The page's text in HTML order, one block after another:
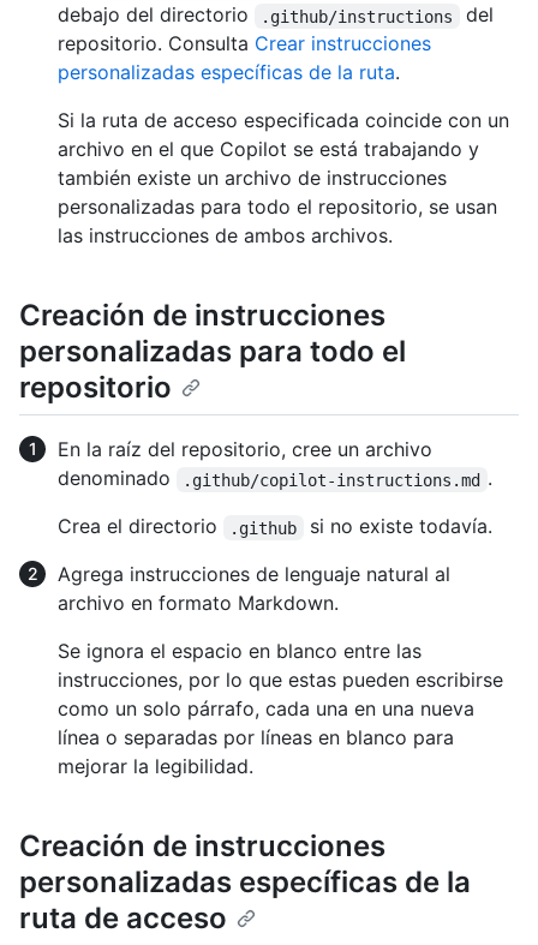
debajo del directorio
.github/instructions
del
repositorio. Consulta Crear instrucciones
personalizadas específicas de la ruta.
Si la ruta de acceso especificada coincide con un
archivo en el que Copilot se está trabajando y
también existe un archivo de instrucciones
personalizadas para todo el repositorio, se usan
las instrucciones de ambos archivos.
Creación de instrucciones
personalizadas para todo el
repositorio
En la raíz del repositorio, cree un archivo
denominado
.github/copilot-instructions.md .
Crea el directorio
.github
si no existe todavía.
Agrega instrucciones de lenguaje natural al
archivo en formato Markdown.
Se ignora el espacio en blanco entre las
instrucciones, por lo que estas pueden escribirse
como un solo párrafo, cada una en una nueva
línea o separadas por líneas en blanco para
mejorar la legibilidad.
Creación de instrucciones
personalizadas específicas de la
ruta de acceso